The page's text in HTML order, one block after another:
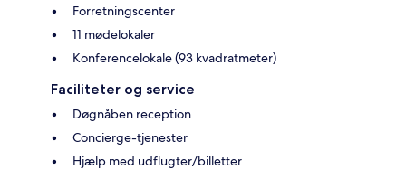
Forretningscenter
11 mødelokaler
Konferencelokale (93 kvadratmeter)
Faciliteter og service
Døgnåben reception
Concierge-tjenester
Hjælp med udflugter/billetter